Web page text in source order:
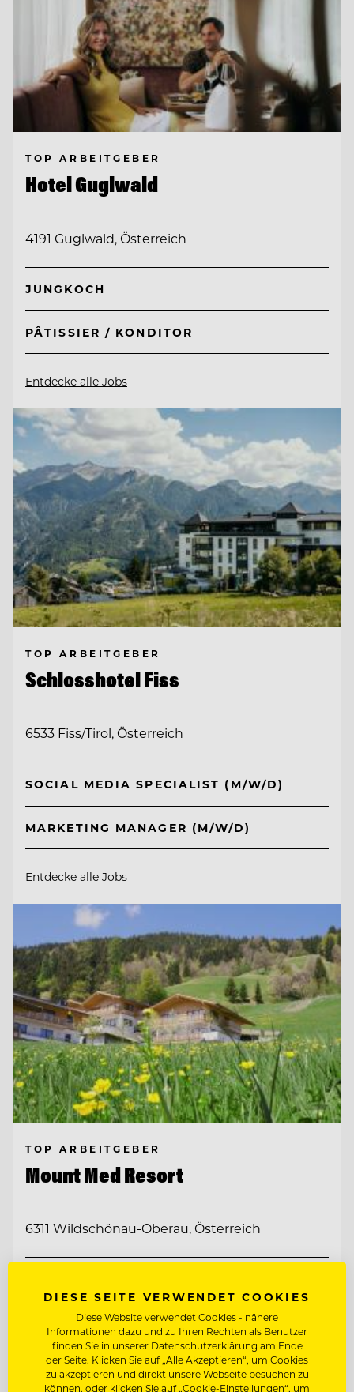
TOP ARBEITGEBER
Hotel Guglwald
4191 Guglwald, Österreich
JUNGKOCH
PÂTISSIER / KONDITOR
Entdecke alle Jobs
TOP ARBEITGEBER
Schlosshotel Fiss
6533 Fiss/Tirol, Österreich
SOCIAL MEDIA SPECIALIST (M/W/D)
MARKETING MANAGER (M/W/D)
Entdecke alle Jobs
TOP ARBEITGEBER
Mount Med Resort
6311 Wildschönau-Oberau, Österreich
FRONT OFFICE & RESERVIERUNGS
MITARBEITER:IN
Entdecke alle Jobs
DIESE SEITE VERWENDET COOKIES
Diese Website verwendet Cookies - nähere
Informationen dazu und zu Ihren Rechten als Benutzer
finden Sie in unserer Datenschutzerklärung am Ende
der Seite. Klicken Sie auf „Alle Akzeptieren“, um Cookies
zu akzeptieren und direkt unsere Webseite besuchen zu
können, oder klicken Sie auf „Cookie-Einstellungen“, um